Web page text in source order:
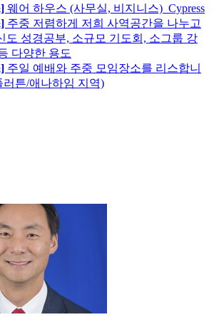
웨어 하우스 (사무실, 비지니스)_Cypress
주중 저렴하게 저희 사역공간을 나누고
도 성경공부, 소규모 기도회, 소그룹 강
다양한 용도
주일 예배와 주중 모임장소를 리스합니
러튼/애나하임 지역)